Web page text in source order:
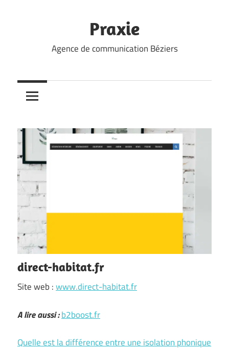
Praxie
Agence de communication Béziers
direct-habitat.fr
Site web :www.direct-habitat.fr
A lire aussi :b2boost.fr
Quelle est la différence entre une isolation phonique